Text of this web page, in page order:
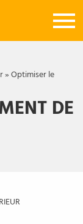
»Optimiser le
DE